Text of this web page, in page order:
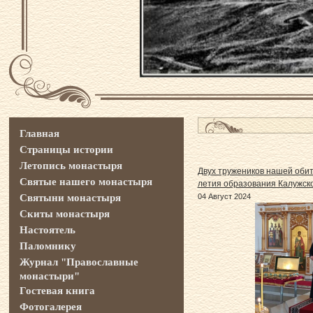
Двух тружеников нашей
летия образования
04 Август 2024
Главная
Страницы истории
Летопись монастыря
Святые нашего монастыря
Святыни монастыря
Скиты монастыря
Настоятель
Паломнику
Журнал "Православные
монастыри"
Гостевая книга
Фотогалерея